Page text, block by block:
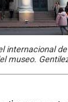
internacional
museo.